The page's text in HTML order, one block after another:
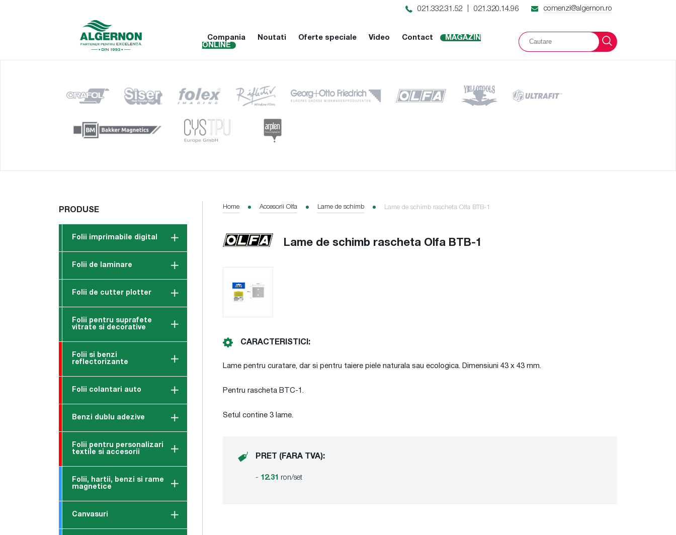
021.332.31.52 021.320.14.96 comenzi@algernon.ro
Compania Noutati Oferte speciale Video Contact
MAGAZIN
ONLINE
PRODUSE
Folii imprimabile digital
Folii de laminare
Folii de cutter plotter
Folii pentru suprafete
vitrate si decorative
Folii si benzi
reflectorizante
Folii colantari auto
Benzi dublu adezive
Folii pentru personalizari
textile si accesorii
Folii, hartii, benzi si rame
magnetice
Canvasuri
Home Accesorii Olfa Lame de schimb Lame de schimb rascheta Olfa BTB-1
Lame de schimb rascheta Olfa BTB-1
CARACTERISTICI:
Lame pentru curatare, dar si pentru taiere piele naturala sau ecologica. Dimensiuni 43 x 43 mm.
Pentru rascheta BTC-1.
Setul contine 3 lame.
PRET (FARA TVA):
- 12.31 ron/set